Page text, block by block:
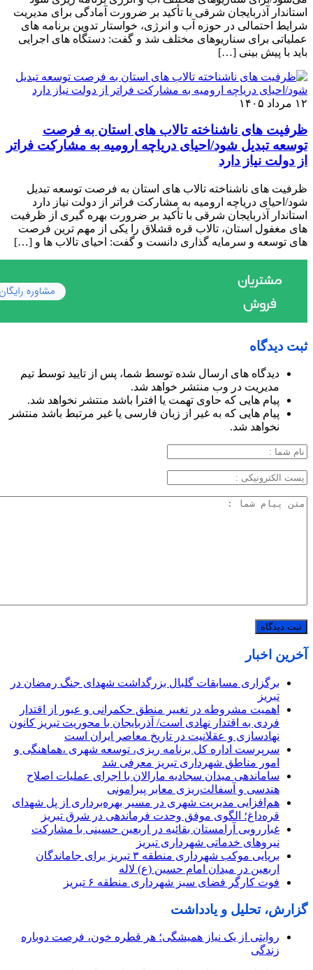
استاندار آذربایجان شرقی با تأکید بر ضرورت آمادگی برای مدیریت
شرایط احتمالی در حوزه آب و انرژی، خواستار تدوین برنامه ‌های
عملیاتی برای سناریوهای مختلف شد و گفت: دستگاه ‌های اجرایی
باید با پیش‌ بینی […]
۱۲ مرداد ۱۴۰۵
ظرفیت‌ های ناشناخته تالاب‌ های استان به فرصت
توسعه تبدیل شود/احیای دریاچه ارومیه به مشارکت فراتر
از دولت نیاز دارد
ظرفیت‌ های ناشناخته تالاب‌ های استان به فرصت توسعه تبدیل
شود/احیای دریاچه ارومیه به مشارکت فراتر از دولت نیاز دارد
استاندار آذربایجان شرقی با تأکید بر ضرورت بهره‌ گیری از ظرفیت‌
های مغفول استان، تالاب قره ‌قشلاق را یکی از مهم‌ ترین فرصت‌
های توسعه و سرمایه ‌گذاری دانست و گفت: احیای تالاب‌ ها و […]
ثبت دیدگاه
دیدگاه های ارسال شده توسط شما، پس از تایید توسط تیم
مدیریت در وب منتشر خواهد شد.
پیام هایی که حاوی تهمت یا افترا باشد منتشر نخواهد شد.
پیام هایی که به غیر از زبان فارسی یا غیر مرتبط باشد منتشر
نخواهد شد.
آخرین اخبار
برگزاری مسابقات گلبال بزرگداشت شهدای جنگ رمضان در
تبریز
اهمیت مشروطه در تغییر منطق حکمرانی و عبور از اقتدار
فردی به اقتدار نهادی است/ آذربایجان با محوریت تبریز کانون
نهادسازی و عقلانیت در تاریخ معاصر ایران است
سرپرست اداره کل برنامه ریزی، توسعه شهری ،هماهنگی و
امور مناطق شهرداری تبریز معرفی شد
ساماندهی میدان سجادیه مارالان با اجرای عملیات اصلاح
هندسی و آسفالت‌ریزی معابر پیرامونی
هم‌افزایی مدیریت شهری در مسیر بهره‌برداری از پل شهدای
قره‌داغ؛ الگوی موفق وحدت فرماندهی در شرق تبریز
غبارروبی آرامستان بقائیه در اربعین حسینی با مشارکت
نیروهای خدماتی شهرداری تبریز
برپایی موکب شهرداری منطقه ۳ تبریز برای جاماندگان
اربعین در میدان امام حسین (ع) لاله
فوت کارگر فضای سبز شهرداری منطقه ۶ تبریز
گزارش، تحلیل و یادداشت
روایتی از یک نیاز همیشگی؛ هر قطره خون، فرصت دوباره
زندگی